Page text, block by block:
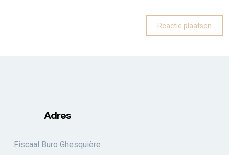
Adres
Fiscaal Buro Ghesquière